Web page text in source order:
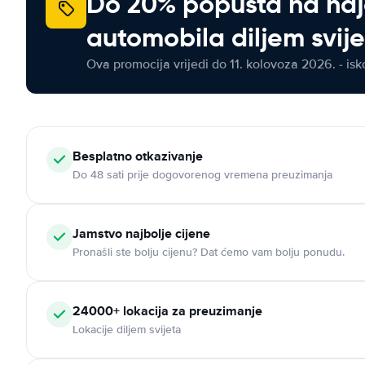
automobila diljem
Ova promocija vrijedi do 11. kolovoza 2026. -
Besplatno otkazivanje
Do 48 sati prije dogovorenog vremena preuzimanja
Jamstvo najbolje cijene
Pronašli ste bolju cijenu? Dat ćemo vam bolju ponudu.
24000+ lokacija za preuzimanje
Lokacije diljem svijeta